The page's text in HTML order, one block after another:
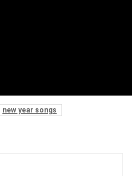
new year songs